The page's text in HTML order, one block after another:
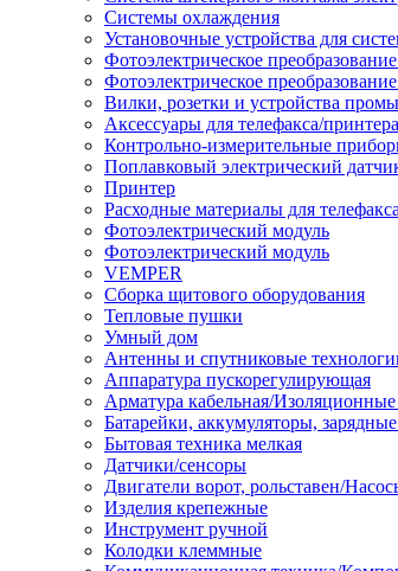
Системы охлаждения
Установочные устройства для
Фотоэлектрическое
Фотоэлектрическое
Вилки, розетки и устройства
Аксессуары для телефакса/
Контрольно-измерительные
Поплавковый электрический
Принтер
Расходные материалы для
Фотоэлектрический модуль
Фотоэлектрический модуль
VEMPER
Сборка щитового оборудования
Тепловые пушки
Умный дом
Антенны и спутниковые
Аппаратура пускорегулирующая
Арматура кабельная/
Батарейки, аккумуляторы, зарядные
Бытовая техника мелкая
Датчики/сенсоры
Двигатели ворот, рольставен/
Изделия крепежные
Инструмент ручной
Колодки клеммные